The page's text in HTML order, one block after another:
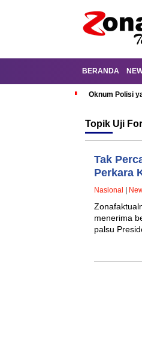
BERANDA
Oknum Polisi
Topik Uji
Tak
Perkara
Nasional
menerima
palsu